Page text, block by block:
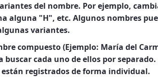
del nombre. Por ejemplo,
alguna "H", etc. Algunos nombres
variantes.
compuesto (Ejemplo: María del
buscar cada uno de ellos por separado.
registrados de forma individual.